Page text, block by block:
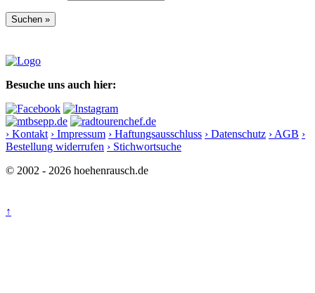
Besuche uns auch hier:
› Kontakt › Impressum › Haftungsausschluss › Datenschutz › AGB ›
Bestellung widerrufen › Stichwortsuche
© 2002 - 2026 hoehenrausch.de
↑